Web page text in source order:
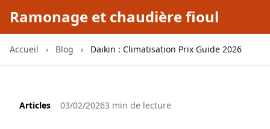
Ramonage et chaudière fioul
Accueil › Blog › Daikin : Climatisation Prix Guide 2026
Articles 03/02/20263 min de lecture